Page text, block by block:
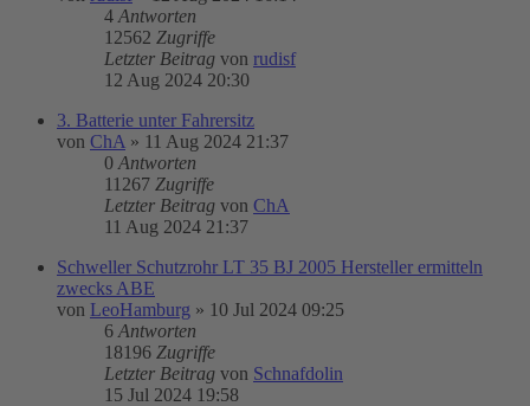
4 Antworten
12562 Zugriffe
Letzter Beitrag von rudisf
12 Aug 2024 20:30
3. Batterie unter Fahrersitz
von ChA » 11 Aug 2024 21:37
0 Antworten
11267 Zugriffe
Letzter Beitrag von ChA
11 Aug 2024 21:37
Schweller Schutzrohr LT 35 BJ 2005 Hersteller ermitteln
zwecks ABE
von LeoHamburg » 10 Jul 2024 09:25
6 Antworten
18196 Zugriffe
Letzter Beitrag von Schnafdolin
15 Jul 2024 19:58